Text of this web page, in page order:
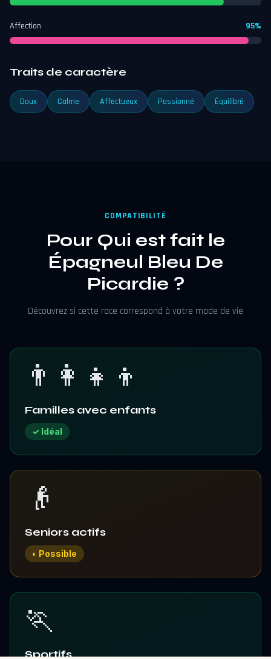
Affection 95%
Traits de caractère
Doux Calme Affectueux Passionné Équilibré
COMPATIBILITÉ
Pour Qui est fait le
Épagneul Bleu De
Picardie ?
Découvrez si cette race correspond à votre mode de vie
👨‍👩‍👧‍👦
Familles avec enfants
✓ Idéal
👴
Seniors actifs
◐ Possible
🏃
Sportifs